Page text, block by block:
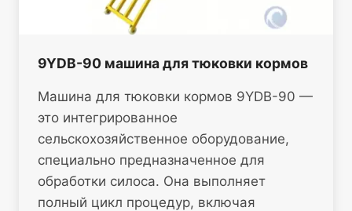
9YDB-90 машина для тюковки кормов
Машина для тюковки кормов 9YDB-90 —
это интегрированное
сельскохозяйственное оборудование,
специально предназначенное для
обработки силоса. Она выполняет
полный цикл процедур, включая